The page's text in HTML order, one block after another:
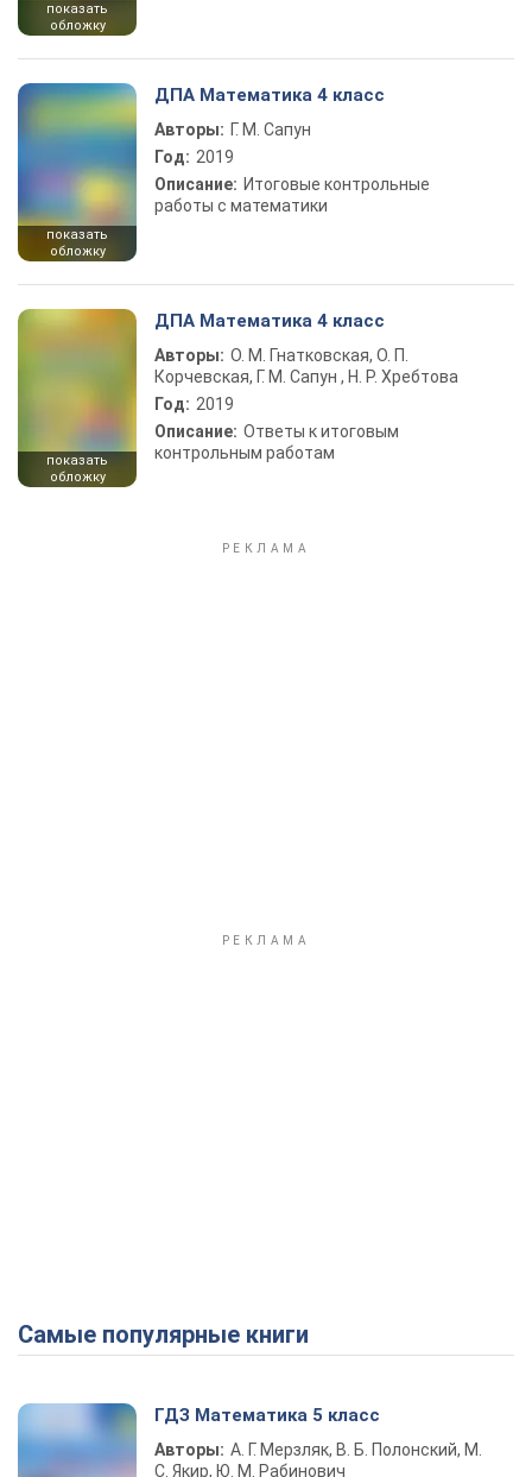
показать
обложку
показать
обложку
ДПА Математика 4 класс
Авторы: Г. М. Сапун
Год: 2019
Описание: Итоговые контрольные
работы с математики
показать
обложку
ДПА Математика 4 класс
Авторы: О. М. Гнатковская, О. П.
Корчевская, Г. М. Сапун , Н. Р. Хребтова
Год: 2019
Описание: Ответы к итоговым
контрольным работам
Самые популярные книги
ГДЗ Математика 5 класс
Авторы: А. Г. Мерзляк, В. Б. Полонский, М.
С. Якир, Ю. М. Рабинович